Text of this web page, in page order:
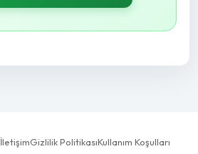
İletişimGizlilik PolitikasıKullanım Koşulları